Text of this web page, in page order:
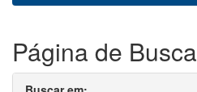
Página de Busca